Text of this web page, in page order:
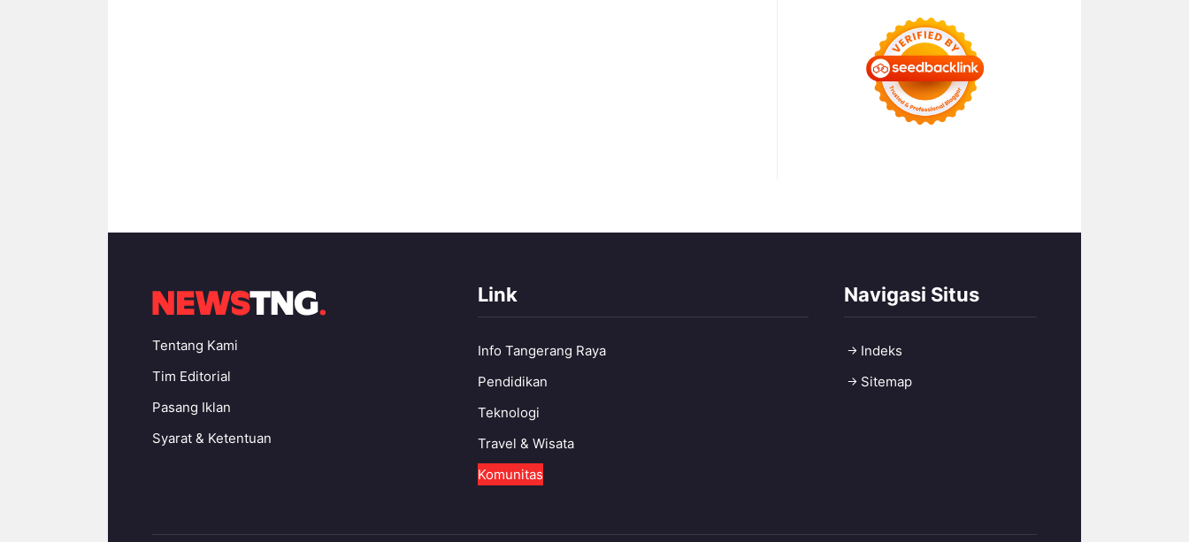
Tentang Kami
Tim Editorial
Pasang Iklan
Syarat & Ketentuan
Link
Info Tangerang Raya
Pendidikan
Teknologi
Travel & Wisata
Komunitas
Navigasi Situs
Indeks
Sitemap